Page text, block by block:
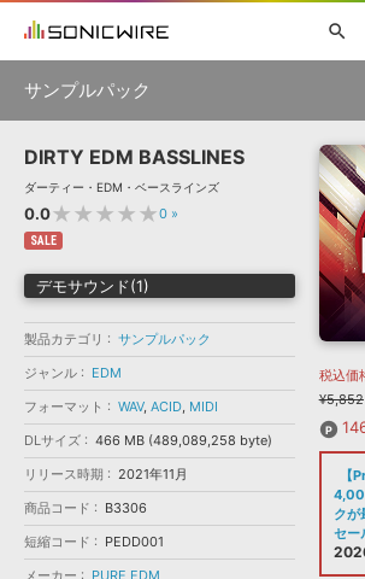
ソフト音源 »
プラグイン・エフェクト »
サンプルパック »
ソフトウェア／ツール »
DAW »
効果音 »
特集 »
ニュースレター »
SONICWIREブログ »
製品サポート情報 »
DTMガイド »
FAQ »
お問い合わせ »
search
初音ミク NT 鏡音リン・レン V4X 巡音ル
KAITO V3
VOCALOID TOONTRACK
VIENNA
EZ DRUMMER 3
ラ
ボーカル抜き出
ELECTRONICA
SONOCA
ソフト音源 プラグイン・エフェクト
ソフトウェア／ツール DAW 効
サンプルパック
製品一覧
メーカー
フォーマット
ランキング
DIRTY EDM BASSLINES
ダーティー・EDM・ベースラインズ
0.0★★★★★0 »
SALE
デモサウンド(1)
製品カテゴリ
サンプルパック
ジャンル
EDM
フォーマット
WAV, ACID, MIDI
DLサイズ
466 MB (489,089,258 byte)
リリース時期
2021年11月
商品コード
B3306
短縮コード
PEDD001
メーカー
PURE EDM
税込価
¥5,852
【
クが
セー